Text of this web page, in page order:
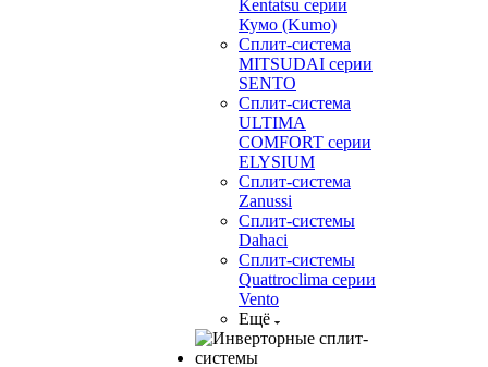
Kentatsu серии
Кумо (Kumo)
Сплит-система
MITSUDAI серии
SENTO
Сплит-система
ULTIMA
COMFORT серии
ELYSIUM
Сплит-система
Zanussi
Сплит-системы
Dahaci
Сплит-системы
Quattroclima серии
Vento
Ещё